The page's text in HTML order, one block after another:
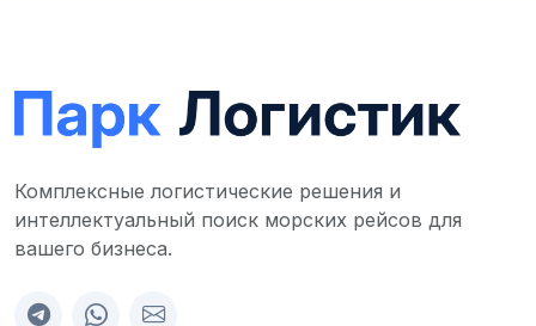
Комплексные логистические решения и
интеллектуальный поиск морских рейсов для
вашего бизнеса.